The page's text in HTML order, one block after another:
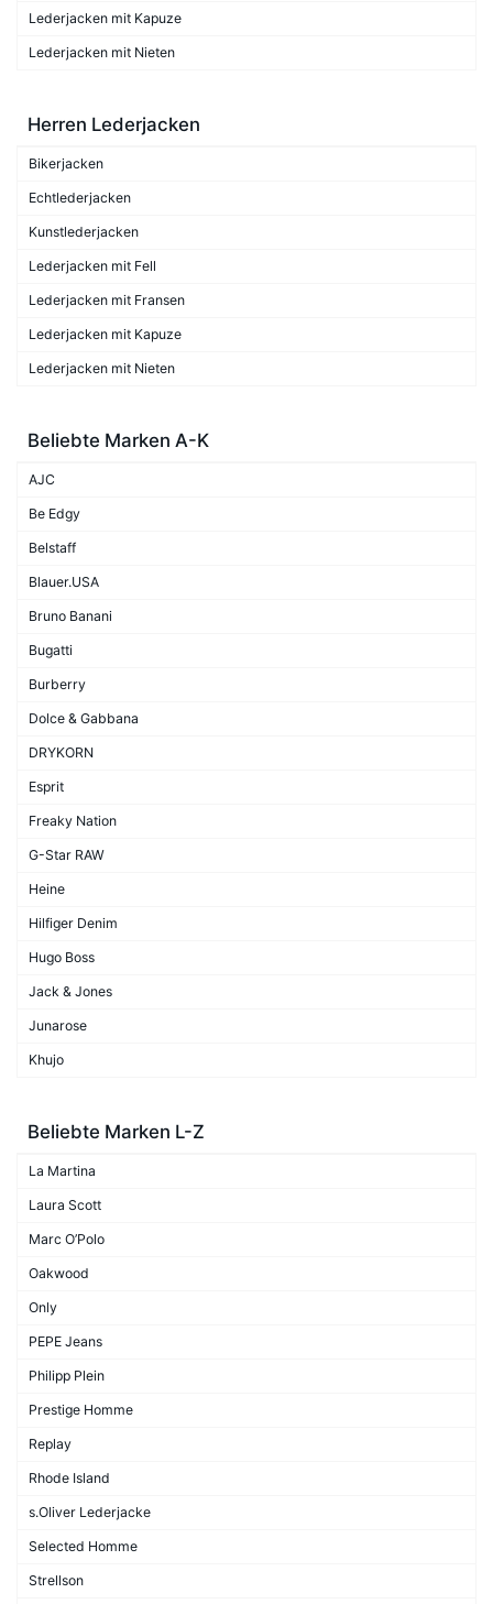
Lederjacken mit Kapuze
Lederjacken mit Nieten
Herren Lederjacken
Bikerjacken
Echtlederjacken
Kunstlederjacken
Lederjacken mit Fell
Lederjacken mit Fransen
Lederjacken mit Kapuze
Lederjacken mit Nieten
Beliebte Marken A-K
AJC
Be Edgy
Belstaff
Blauer.USA
Bruno Banani
Bugatti
Burberry
Dolce & Gabbana
DRYKORN
Esprit
Freaky Nation
G-Star RAW
Heine
Hilfiger Denim
Hugo Boss
Jack & Jones
Junarose
Khujo
Beliebte Marken L-Z
La Martina
Laura Scott
Marc O’Polo
Oakwood
Only
PEPE Jeans
Philipp Plein
Prestige Homme
Replay
Rhode Island
s.Oliver Lederjacke
Selected Homme
Strellson